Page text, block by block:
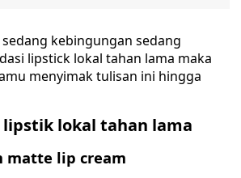
kebingungan sedang
lipstick lokal tahan lama maka
menyimak tulisan ini hingga
lipstik lokal tahan lama
matte lip cream